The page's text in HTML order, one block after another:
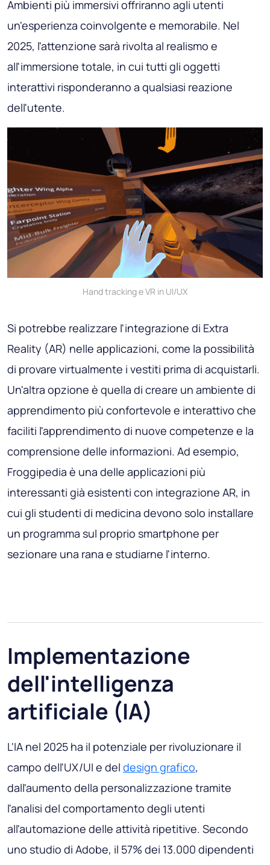
Ambienti più immersivi offriranno agli utenti
un'esperienza coinvolgente e memorabile. Nel
2025, l'attenzione sarà rivolta al realismo e
all'immersione totale, in cui tutti gli oggetti
interattivi risponderanno a qualsiasi reazione
dell'utente.
Hand tracking e VR in UI/UX
Si potrebbe realizzare l'integrazione di Extra
Reality (AR) nelle applicazioni, come la possibilità
di provare virtualmente i vestiti prima di acquistarli.
Un'altra opzione è quella di creare un ambiente di
apprendimento più confortevole e interattivo che
faciliti l'apprendimento di nuove competenze e la
comprensione delle informazioni. Ad esempio,
Froggipedia è una delle applicazioni più
interessanti già esistenti con integrazione AR, in
cui gli studenti di medicina devono solo installare
un programma sul proprio smartphone per
sezionare una rana e studiarne l'interno.
Implementazione
dell'intelligenza
artificiale (IA)
L'IA nel 2025 ha il potenziale per rivoluzionare il
campo dell'UX/UI e del design grafico,
dall'aumento della personalizzazione tramite
l'analisi del comportamento degli utenti
all'automazione delle attività ripetitive. Secondo
uno studio di Adobe, il 57% dei 13.000 dipendenti